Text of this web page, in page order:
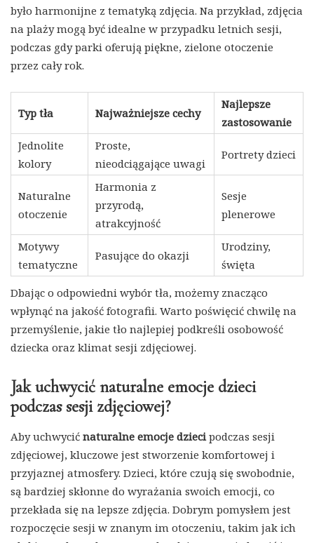
było harmonijne z tematyką zdjęcia. Na przykład, zdjęcia
na plaży mogą być idealne w przypadku letnich sesji,
podczas gdy parki oferują piękne, zielone otoczenie
przez cały rok.
Typ tła Najważniejsze cechy
Najlepsze
zastosowanie
Jednolite
kolory
Proste,
nieodciągające uwagi
Portrety dzieci
Naturalne
otoczenie
Harmonia z
przyrodą,
atrakcyjność
Sesje
plenerowe
Motywy
tematyczne
Pasujące do okazji
Urodziny,
święta
Dbając o odpowiedni wybór tła, możemy znacząco
wpłynąć na jakość fotografii. Warto poświęcić chwilę na
przemyślenie, jakie tło najlepiej podkreśli osobowość
dziecka oraz klimat sesji zdjęciowej.
Jak uchwycić naturalne emocje dzieci
podczas sesji zdjęciowej?
Aby uchwycić naturalne emocje dziecipodczas sesji
zdjęciowej, kluczowe jest stworzenie komfortowej i
przyjaznej atmosfery. Dzieci, które czują się swobodnie,
są bardziej skłonne do wyrażania swoich emocji, co
przekłada się na lepsze zdjęcia. Dobrym pomysłem jest
rozpoczęcie sesji w znanym im otoczeniu, takim jak ich